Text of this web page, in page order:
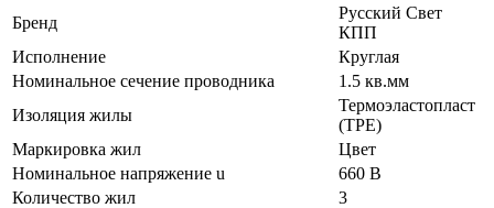
Бренд
Русский Свет
КПП
Исполнение
Круглая
Номинальное сечение проводника
1.5 кв.мм
Изоляция жилы
Термоэластопласт
(TPE)
Маркировка жил
Цвет
Номинальное напряжение u
660 В
Количество жил
3